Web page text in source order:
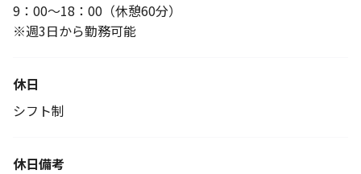
9：00～18：00（休憩60分）
※週3日から勤務可能
休日
シフト制
休日備考